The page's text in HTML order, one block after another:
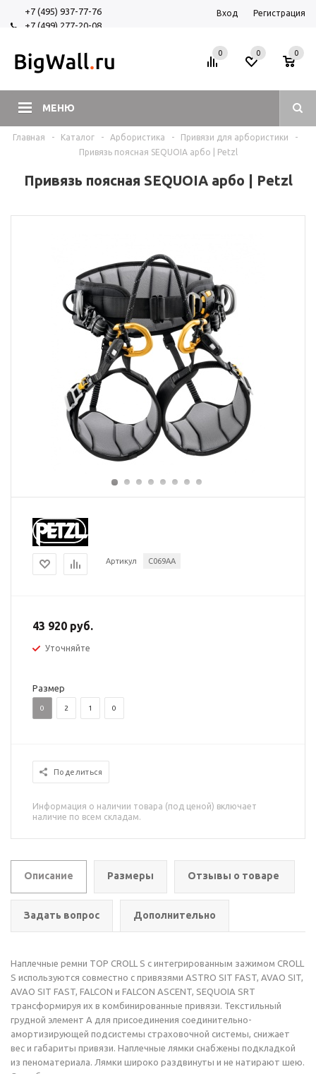
+7 (495) 937-77-76
+7 (499) 277-20-08
Вход Регистрация
МЕНЮ
0 0
0
Главная - Каталог - Арбористика - Привязи для арбористики
-
Привязь поясная SEQUOIA арбо | Petzl
Привязь поясная SEQUOIA арбо | Petzl
Артикул C069AA
43 920 руб.
Уточняйте
Размер
0 2 1 0
Поделиться
Информация о наличии товара (под ценой) включает
наличие по всем складам.
Описание Размеры Отзывы о товаре
Задать вопрос Дополнительно
Наплечные ремни TOP CROLL S с интегрированным зажимом CROLL
S используются совместно с привязями ASTRO SIT FAST, AVAO SIT,
AVAO SIT FAST, FALCON и FALCON ASCENT, SEQUOIA SRT
трансформируя их в комбинированные привязи. Текстильный
грудной элемент А для присоединения соединительно-
амортизирующей подсистемы страховочной системы, снижает
вес и габариты привязи. Наплечные лямки снабжены подкладкой
из пеноматериала. Лямки широко раздвинуты и не натирают шею.